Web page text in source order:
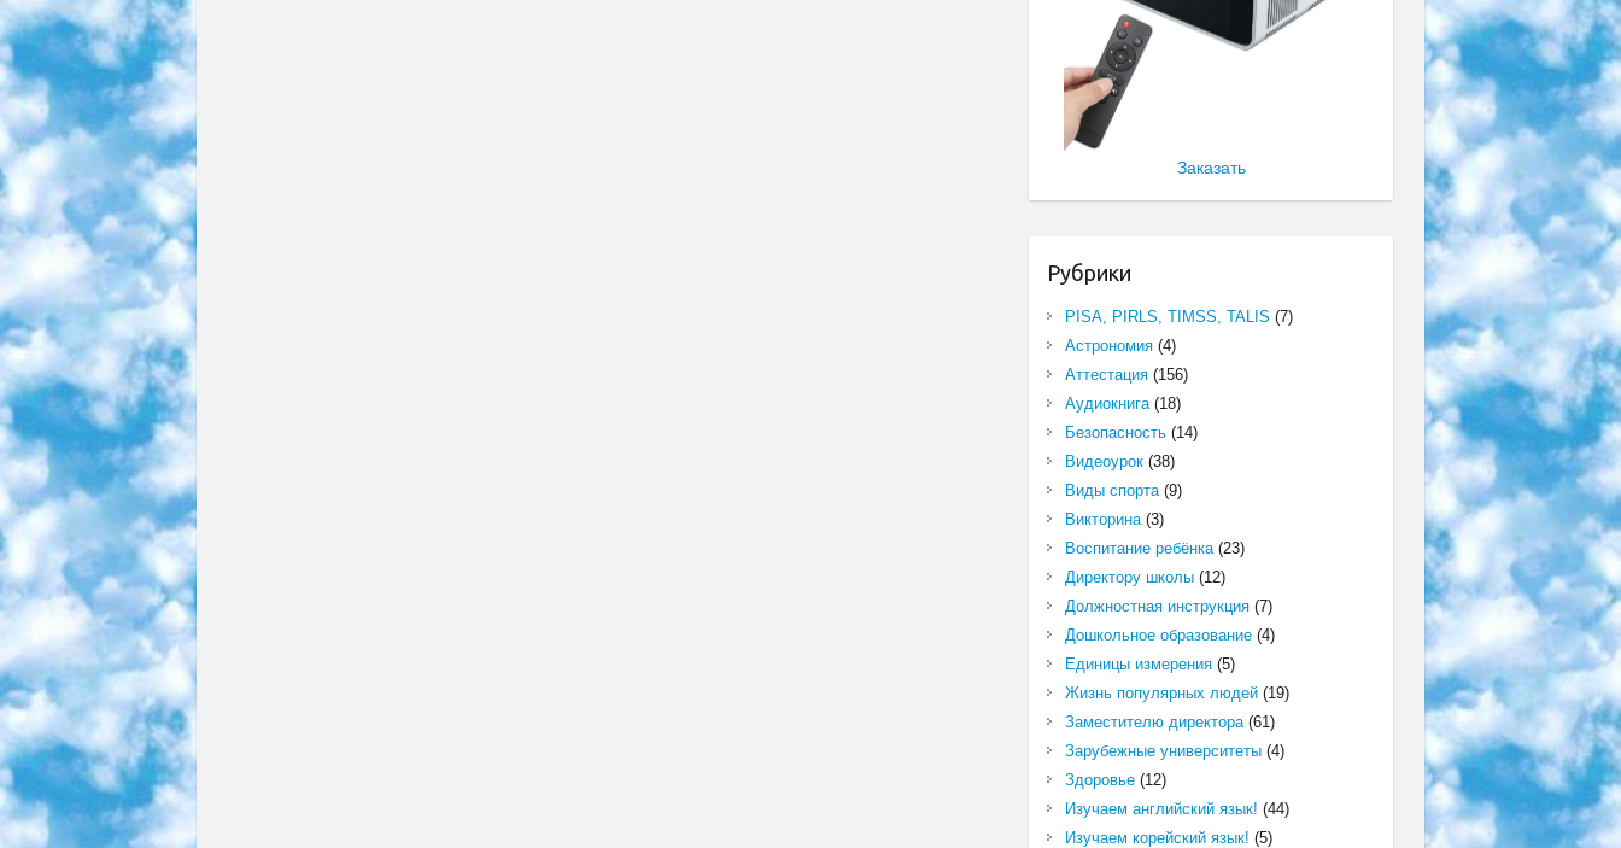
Заказать
Рубрики
PISA, PIRLS, TIMSS, TALIS (7)
Астрономия(4)
Аттестация(156)
Аудиокнига(18)
Безопасность(14)
Видеоурок(38)
Виды спорта(9)
Викторина(3)
Воспитание ребёнка(23)
Директору школы(12)
Должностная инструкция(7)
Дошкольное образование(4)
Единицы измерения(5)
Жизнь популярных людей(19)
Заместителю директора(61)
Зарубежные университеты(4)
Здоровье(12)
Изучаем английский язык! (44)
Изучаем корейский язык! (5)